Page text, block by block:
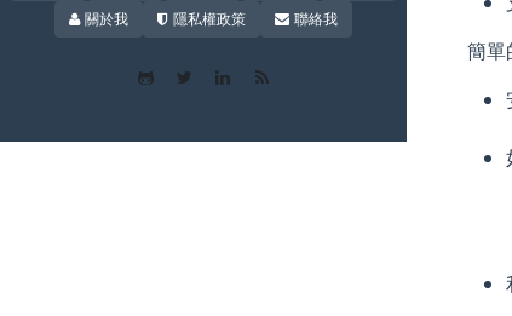
關於我
隱私權政策 聯絡我
簡單